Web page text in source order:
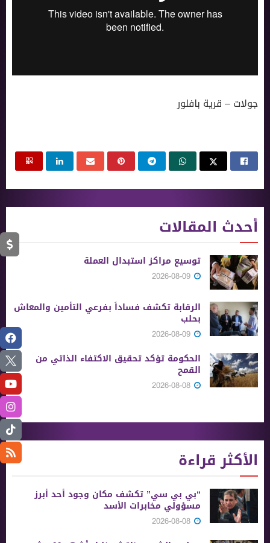
جولات – قرية بافلور
أحدث المقالات
توسيع مراكز استبدال العملة
الرقابة تكشف فساداً بفرعي التأمين والمعاش
بحلب
الحكومة تؤكد تحقيق الاكتفاء الذاتي من
القمح
الأكثر قراءة
“بي بي سي” تكشف مكان وجود أحد أبرز
مسؤولي مخابرات الأسد